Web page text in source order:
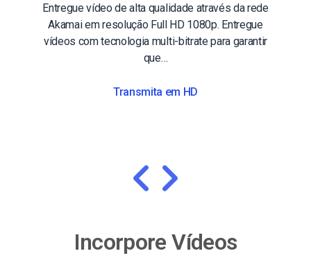
Entregue vídeo de alta qualidade através da rede
Akamai em resolução Full HD 1080p. Entregue
vídeos com tecnologia multi-bitrate para garantir
que…
Transmita em HD
Incorpore Vídeos